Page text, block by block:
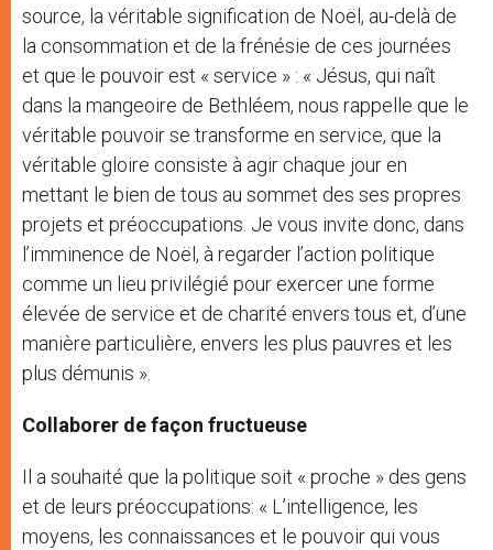
source, la véritable signification de Noël, au-delà de
la consommation et de la frénésie de ces journées
et que le pouvoir est « service » : « Jésus, qui naît
dans la mangeoire de Bethléem, nous rappelle que le
véritable pouvoir se transforme en service, que la
véritable gloire consiste à agir chaque jour en
mettant le bien de tous au sommet des ses propres
projets et préoccupations. Je vous invite donc, dans
l’imminence de Noël, à regarder l’action politique
comme un lieu privilégié pour exercer une forme
élevée de service et de charité envers tous et, d’une
manière particulière, envers les plus pauvres et les
plus démunis ».
Collaborer de façon fructueuse
Il a souhaité que la politique soit « proche » des gens
et de leurs préoccupations: « L’intelligence, les
moyens, les connaissances et le pouvoir qui vous